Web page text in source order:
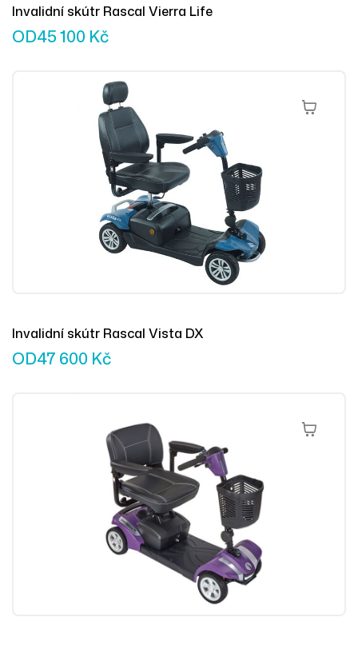
Invalidní skútr Rascal Vierra Life
OD45 100 Kč
Výběr
Invalidní skútr Rascal Vista DX
OD47 600 Kč
Výběr